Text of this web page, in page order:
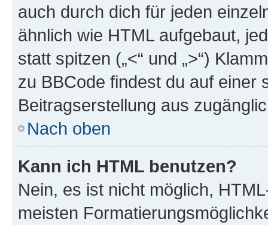
auch durch dich für jeden
ähnlich wie HTML aufgebaut,
statt spitzen („<“ und „>“)
zu BBCode findest du auf einer
Beitragserstellung aus
Nach oben
Kann ich HTML benutzen?
Nein, es ist nicht möglich,
meisten